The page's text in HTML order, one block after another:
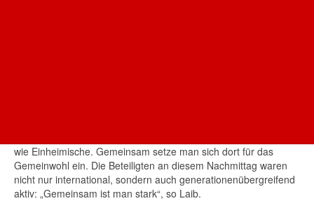
wie Einheimische. Gemeinsam setze man sich dort für das
Gemeinwohl ein. Die Beteiligten an diesem Nachmittag waren
nicht nur international, sondern auch generationenübergreifend
aktiv: „Gemeinsam ist man stark“, so Laib.